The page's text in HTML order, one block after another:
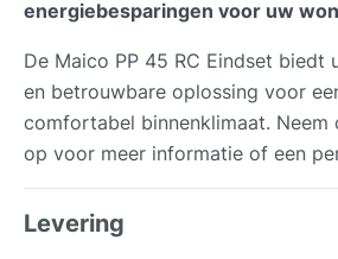
energiebesparingen voor uw
De Maico PP 45 RC Eindset biedt
en betrouwbare oplossing voor
comfortabel binnenklimaat. Neem
op voor meer informatie of een
Levering